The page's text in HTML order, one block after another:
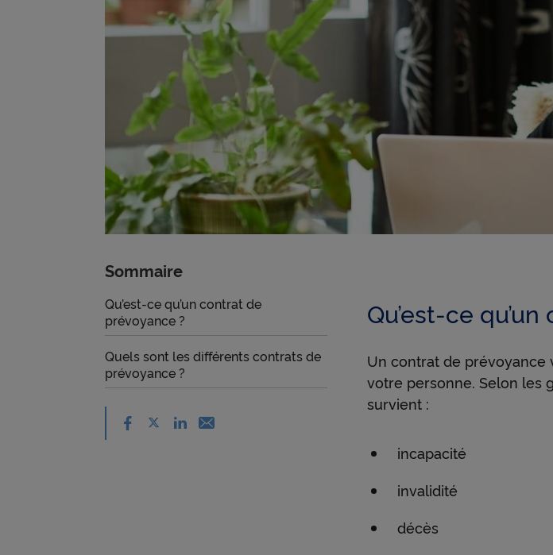
Sommaire
Qu’est-ce qu’un contrat de
prévoyance ?
Quels sont les différents contrats de
prévoyance ?
Partager sur facebook - nouvelle fenêtre
Partager sur X - nouvelle fenêtre
Partager sur linkedin - nouvelle fenêtre
Email - nouvelle fenêtre
Qu’est-ce
Un contrat de prévoyance
votre personne. Selon les
survient :
incapacité
invalidité
décès